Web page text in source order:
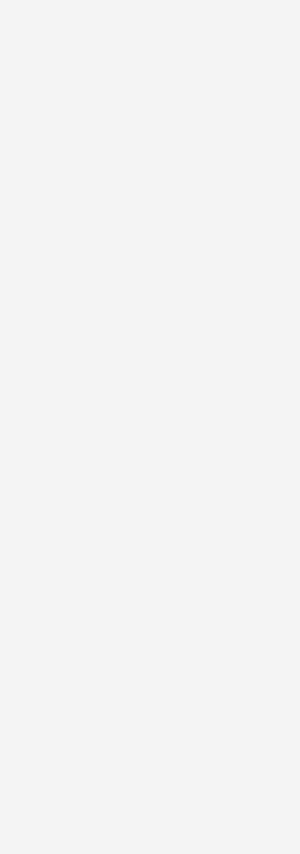
are randomly distributed across available